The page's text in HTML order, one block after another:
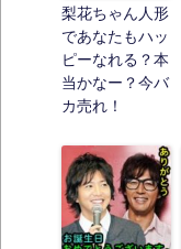
梨花ちゃん人形
であなたもハッ
ピーなれる？本
当かなー？今バ
カ売れ！